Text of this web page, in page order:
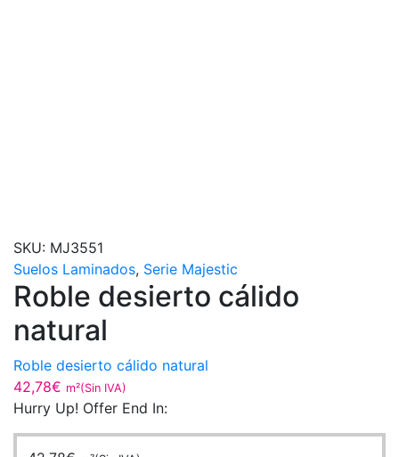
SKU: MJ3551
Suelos Laminados, Serie Majestic
Roble desierto cálido
natural
Roble desierto cálido natural
42,78€ m²(Sin IVA)
Hurry Up! Offer End In: